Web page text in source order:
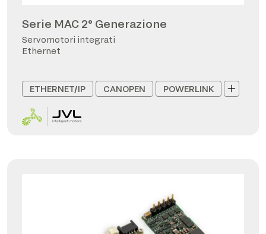
Serie MAC 2° Generazione
Servomotori integrati
Ethernet
ETHERNET/IP CANOPEN POWERLINK